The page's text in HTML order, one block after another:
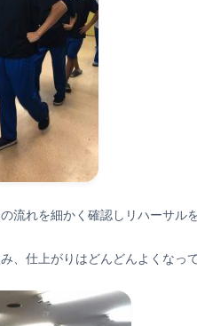
れを細かく確認しリハーサル
、仕上がりはどんどんよくなって